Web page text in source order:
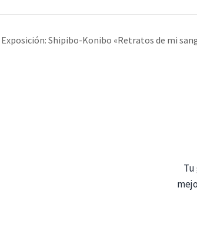
Exposición: Shipibo-Konibo «Retratos de mi
Tu